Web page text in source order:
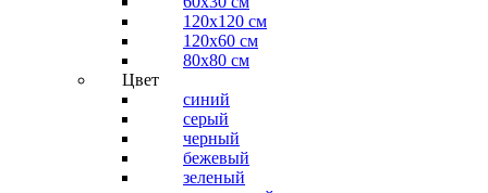
120x120 см
120x60 см
80x80 см
Цвет
синий
серый
черный
бежевый
зеленый